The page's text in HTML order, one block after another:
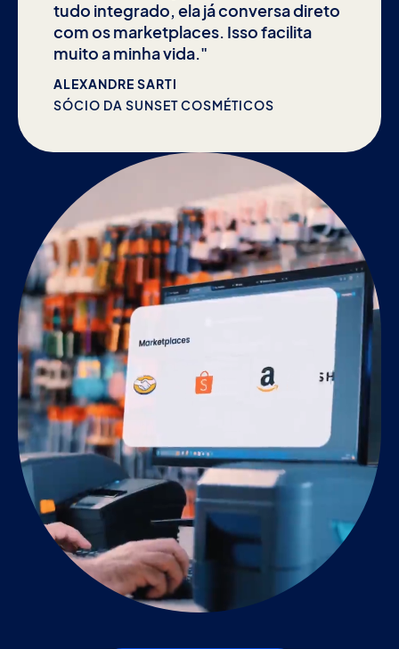
tudo integrado, ela já conversa direto
com os marketplaces. Isso facilita
muito a minha vida."
ALEXANDRE SARTI
SÓCIO DA SUNSET COSMÉTICOS